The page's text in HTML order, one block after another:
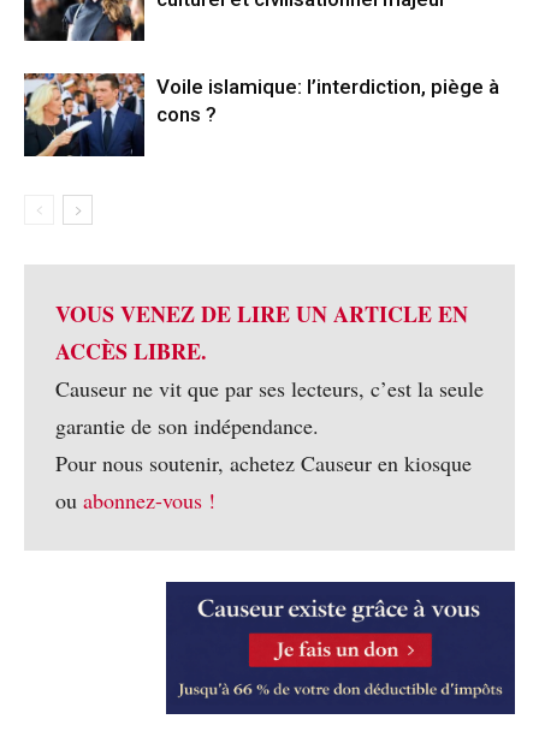
Voile islamique: l’interdiction, piège à
cons ?
VOUS VENEZ DE LIRE UN ARTICLE EN
ACCÈS LIBRE.
Causeur ne vit que par ses lecteurs, c’est la seule
garantie de son indépendance.
Pour nous soutenir, achetez Causeur en kiosque
ou abonnez-vous !